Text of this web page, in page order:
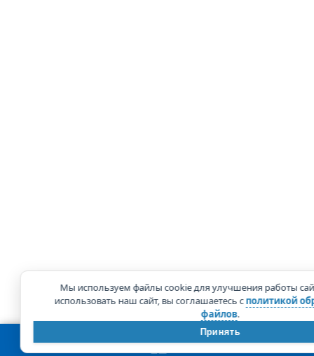
КОРЗИНА 0
Мы используем файлы cookie для улучшения работы
использовать наш сайт, вы соглашаетесь сполитикой
файлов.
Принять